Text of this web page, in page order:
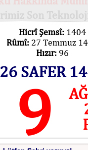
Hicrî Şemsî: 1404
Rûmî: 27 Temmuz
Hızır: 96
26 SAFER
9